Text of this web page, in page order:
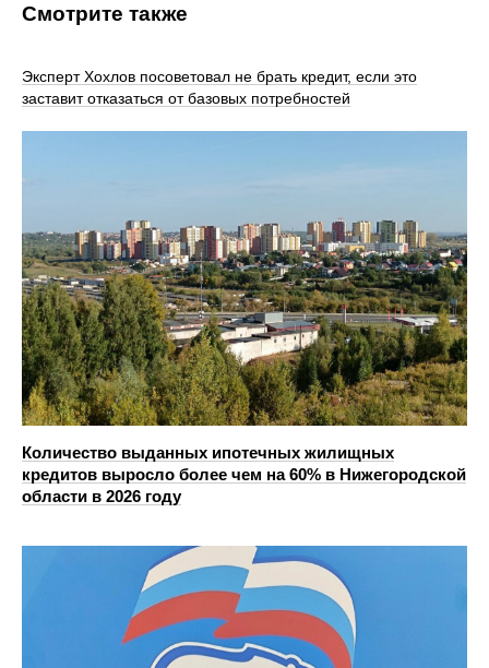
Смотрите также
Эксперт Хохлов посоветовал не брать кредит, если это
заставит отказаться от базовых потребностей
Количество выданных ипотечных жилищных
кредитов выросло более чем на 60% в Нижегородской
области в 2026 году